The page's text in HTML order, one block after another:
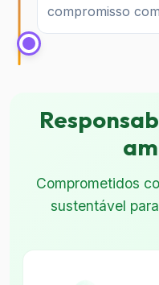
compromisso
Comprometidos
sustentável